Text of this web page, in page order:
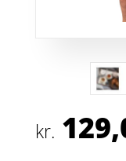
kr.